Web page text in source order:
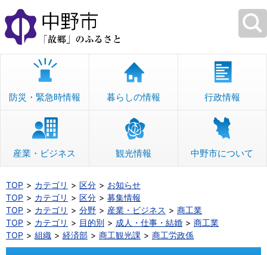
本
文
へ
移
防災・緊急時情報 暮らしの情報 行政情報
産業・ビジネス 観光情報 中野市について
TOP カテゴリ 区分
お知らせ
TOP
カテゴリ 区分
募集情報
TOP
カテゴリ 分野 産業・ビジネス
商工業
TOP
カテゴリ 目的別 成人・仕事・結婚
商工業
TOP
組織 経済部 商工観光課 商工労政係